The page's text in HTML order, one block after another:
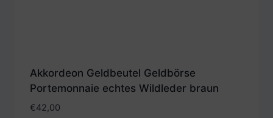
Akkordeon Geldbeutel Geldbörse
Portemonnaie echtes Wildleder braun
€42,00